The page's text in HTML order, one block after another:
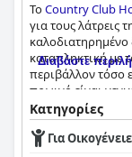
ΤοCountry Club
για τους λάτρεις
καλοδιατηρημένο
καταπληκτική με
περιβάλλον τόσο
πρωινό είναι
επισκέπτες να
των προσφορών.
καλοδιατηρημένα
Διαβάστε
Κατηγορίες
Για